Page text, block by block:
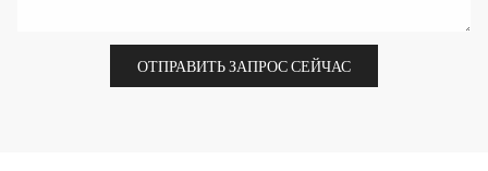
ОТПРАВИТЬ ЗАПРОС СЕЙЧАС